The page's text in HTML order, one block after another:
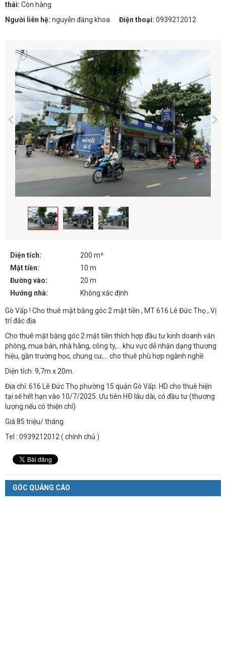
thái: Còn hàng
Người liên hệ: nguyễn đăng khoa Điện thoại: 0939212012
Diện tích:
200 m²
Mặt tiền:
10 m
Đường vào:
20 m
Hướng nhà:
Không xác định
Gò Vấp ! Cho thuê mặt bằng góc 2 mặt tiền , MT 616 Lê Đức Thọ , Vị
trí đắc địa
Cho thuê mặt bằng góc 2 mặt tiền thích hợp đầu tư kinh doanh văn
phòng, mua bán, nhà hàng, công ty,… khu vực dễ nhận dạng thương
hiệu, gần trường học, chung cư,… cho thuê phù hợp ngành nghề
Diện tích: 9,7m x 20m.
Địa chỉ: 616 Lê Đức Thọ phường 15 quận Gò Vấp. HD cho thuê hiện
tại sẽ hết hạn vào 10/7/2025. Ưu tiên HÐ lâu dài, có đầu tư (thương
lượng nếu có thiện chí)
Giá 85 triệu/ tháng.
Tel : 0939212012 ( chính chủ )
GÓC QUẢNG CÁO